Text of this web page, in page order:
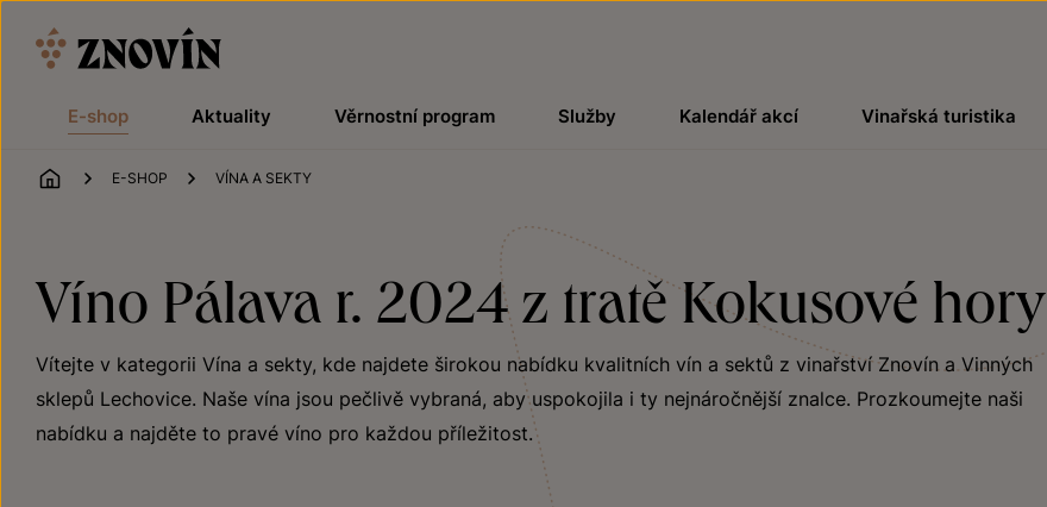
E-shop Aktuality Věrnostní program Služby Kalendář akcí Vinařská turistika
ÚVOD
E-SHOP VÍNA A SEKTY
Víno Pálava r. 2024 z tratě Kokusové hory
Vítejte v kategorii Vína a sekty, kde najdete širokou nabídku kvalitních vín a sektů z vinařství Znovín a Vinných
sklepů Lechovice. Naše vína jsou pečlivě vybraná, aby uspokojila i ty nejnáročnější znalce. Prozkoumejte naši
nabídku a najděte to pravé víno pro každou příležitost.